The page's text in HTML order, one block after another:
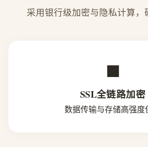
采用银行级加密与隐私计算，
■
SSL全链路加密
数据传输与存储高强度